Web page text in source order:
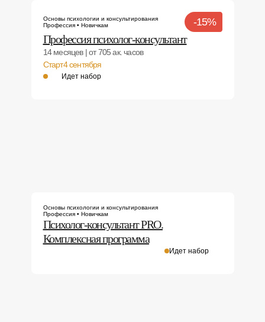
Основы психологии и консультирования
Профессия • Новичкам
-15%
Профессия психолог-консультант
14 месяцев | от 705 ак. часов
Старт4 сентября
Идет набор
Основы психологии и консультирования
Профессия • Новичкам
Психолог-консультант PRO.
Комплексная программа
Идет набор